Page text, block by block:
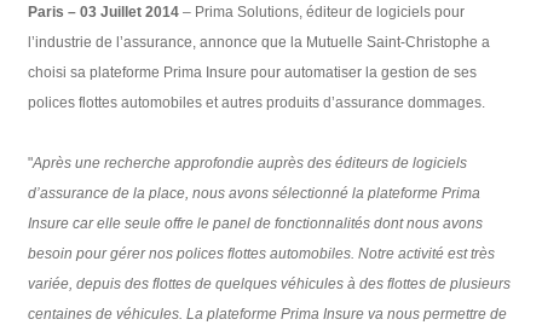
Paris – 03 Juillet 2014– Prima Solutions, éditeur de logiciels pour
l’industrie de l’assurance, annonce que la Mutuelle Saint-Christophe a
choisi sa plateforme Prima Insure pour automatiser la gestion de ses
polices flottes automobiles et autres produits d’assurance dommages.
"Après une recherche approfondie auprès des éditeurs de logiciels
d’assurance de la place, nous avons sélectionné la plateforme Prima
Insure car elle seule offre le panel de fonctionnalités dont nous avons
besoin pour gérer nos polices flottes automobiles. Notre activité est très
variée, depuis des flottes de quelques véhicules à des flottes de plusieurs
centaines de véhicules. La plateforme Prima Insure va nous permettre de